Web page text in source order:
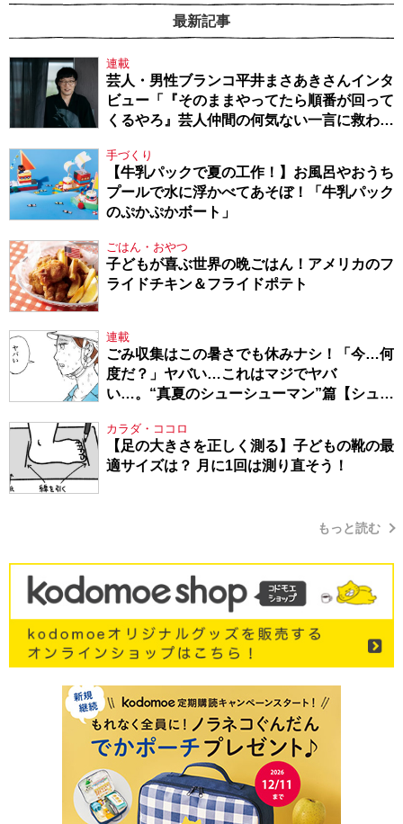
最新記事
連載
芸人・男性ブランコ平井まさあきさんインタ
ビュー「『そのままやってたら順番が回って
くるやろ』芸人仲間の何気ない一言に救われ
手づくり
【牛乳パックで夏の工作！】お風呂やおうち
プールで水に浮かべてあそぼ！「牛乳パック
のぷかぷかボート」
ごはん・おやつ
子どもが喜ぶ世界の晩ごはん！アメリカのフ
ライドチキン＆フライドポテト
連載
ごみ収集はこの暑さでも休みナシ！「今…何
度だ？」ヤバい…これはマジでヤバ
い…。“真夏のシューシューマン”篇【シュー
カラダ・ココロ
【足の大きさを正しく測る】子どもの靴の最
適サイズは？ 月に1回は測り直そう！
もっと読む